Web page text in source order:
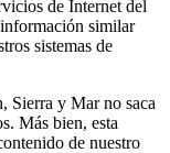
de Internet del
similar
sistemas de
Sierra y Mar no saca
Más bien, esta
de nuestro